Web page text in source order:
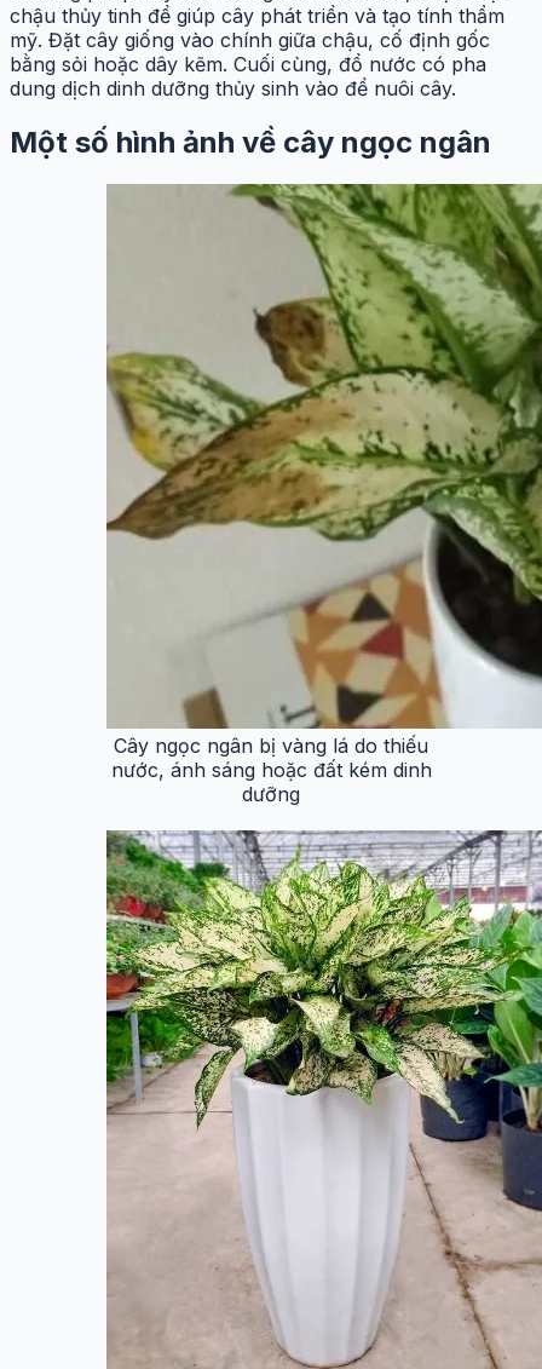
chậu thủy tinh để giúp cây phát triển và tạo tính thẩm
mỹ. Đặt cây giống vào chính giữa chậu, cố định gốc
bằng sỏi hoặc dây kẽm. Cuối cùng, đổ nước có pha
dung dịch dinh dưỡng thủy sinh vào để nuôi cây.
Một số hình ảnh về cây ngọc ngân
Cây ngọc ngân bị vàng lá do thiếu
nước, ánh sáng hoặc đất kém dinh
dưỡng